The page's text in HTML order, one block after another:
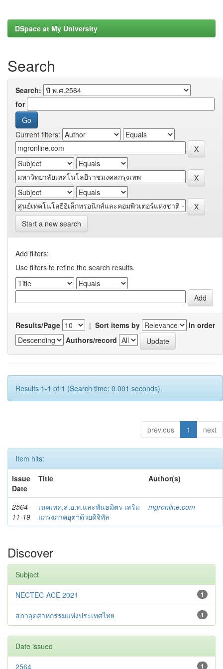
DSpace at My University
Search
Search:
for
Current filters:
Start a new search
Add filters:
Use filters to refine the search results.
Results/Page | Sort items by
In order
Authors/record
Results 1-1 of 1 (Search time: 0.001 seconds).
previous 1 next
Item hits:
Issue
Date
Title Author(s)
2564-
11-19
เนคเทค,ส.อ.ท.และพันธมิตร เสริม
แกร่งภาคอุตฯด้วยดิจิทัล
mgronline.com
Discover
Subject
1
NECTEC-ACE 2021
1
สภาอุตสาหกรรมแห่งประเทศไทย
Date issued
1
2564